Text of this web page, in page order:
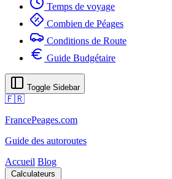
Temps de voyage
Combien de Péages
Conditions de Route
Guide Budgétaire
Toggle Sidebar
🇫🇷
FrancePeages.com
Guide des autoroutes
Accueil Blog
Calculateurs